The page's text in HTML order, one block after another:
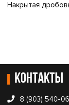
Накрытая
Контакты
8 (903) 540-